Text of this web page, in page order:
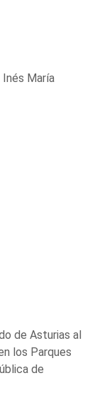
María
de Asturias al
los Parques
de